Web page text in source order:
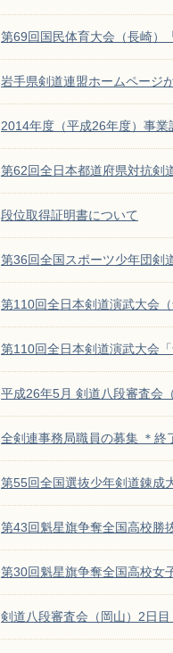
第69回国民体育大会（長崎）
岩手県剣道連盟ホームページ
2014年度（平成26年度）事業
第62回全日本都道府県対抗剣
段位取得証明書について
第36回全国スポーツ少年団剣
第110回全日本剣道演武大会
第110回全日本剣道演武大会
平成26年5月 剣道八段審査会
全剣連事務局職員の募集 ＊終
第55回全国選抜少年剣道錬成
第43回魁星旗争奪全国高校勝
第30回魁星旗争奪全国高校女
剣道八段審査会（岡山）2日